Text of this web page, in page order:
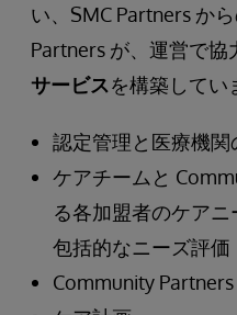
い、SMC Partners か
Partners が、運営で協
サービスを構築してい
認定管理と医療機関
ケアチームと
る各加盟者のケアニ
包括的なニーズ評価
Community